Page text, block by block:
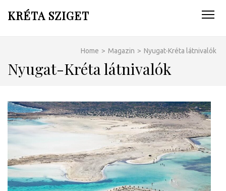
KRÉTA SZIGET
Home > Magazin > Nyugat-Kréta látnivalók
Nyugat-Kréta látnivalók